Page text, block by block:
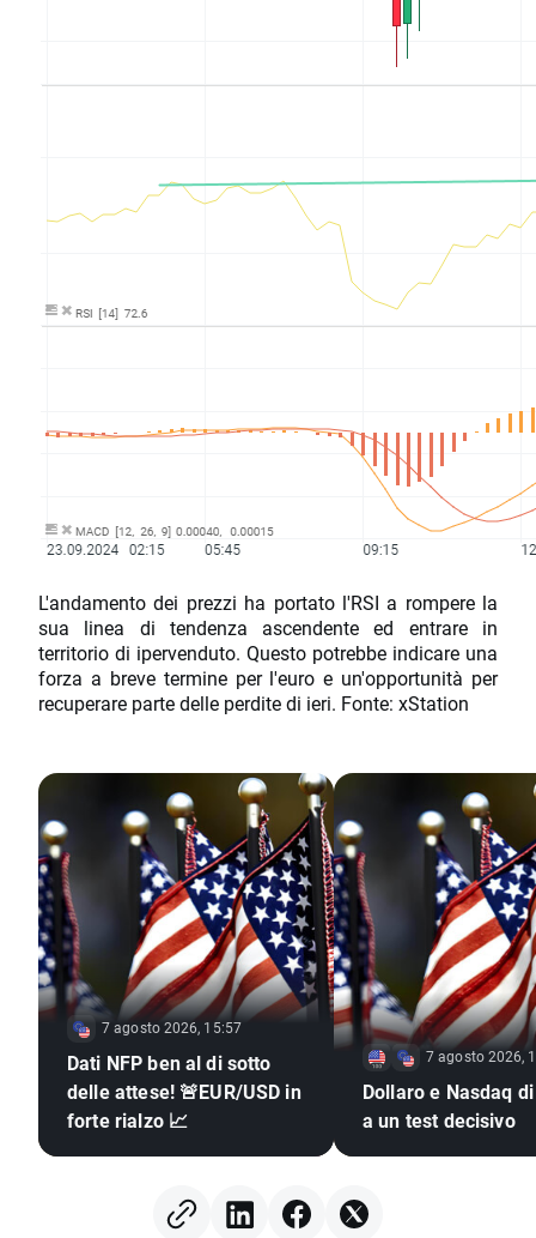
L'andamento dei prezzi ha portato l'RSI a rompere la
sua linea di tendenza ascendente ed entrare in
territorio di ipervenduto. Questo potrebbe indicare una
forza a breve termine per l'euro e un'opportunità per
recuperare parte delle perdite di ieri. Fonte: xStation
7 agosto 2026, 15:57
Dati NFP ben al di sotto
delle attese! 🚨EUR/USD in
forte rialzo 📈
7 agosto 2026,
Dollaro e Nasdaq
a un test decisivo